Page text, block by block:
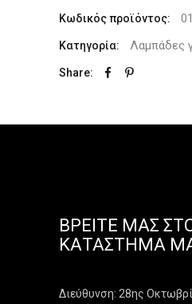
Κωδικός προϊόντος:
Κατηγορία: Λαμπάδες
Share:
ΒΡΕΊΤΕ ΜΑΣ
ΚΑΤΆΣΤΗΜΑ
Διεύθυνση: 28ης